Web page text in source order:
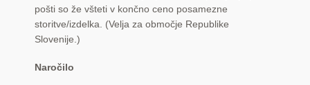
pošti so že všteti v končno ceno posamezne
storitve/izdelka. (Velja za območje Republike
Slovenije.)
Naročilo